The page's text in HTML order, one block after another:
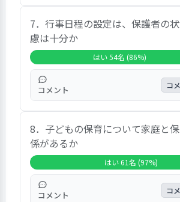
「はい」の回答は90.5%、「ど
ない」の回答は4.8%、「いいえ
4.8%であった｡ 自由意見では、
に、防犯バックのようなものを
す。意識の高さを感じます」「
た場合は速やかに対応していた
す」という声が寄せられていた
7．行事日程の設定は、保護者の
慮は十分か
はい 54名 (86%)
コメント コ
「はい」の回答は85.7%、「ど
ない」の回答は11.1%、「いい
3.2%であった｡ 自由意見では、
なければ配慮してもらいました
から予定を聞いてくれます」と
られていた。
8．子どもの保育について家庭と
係があるか
はい 61名 (97%)
コメント コ